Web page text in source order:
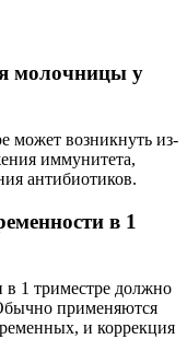
молочницы у
может возникнуть из-
иммунитета,
антибиотиков.
в 1
1 триместре должно
применяются
и коррекция